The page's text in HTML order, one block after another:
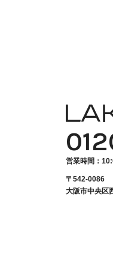
営業時間：
〒542-0086
大阪市中央区